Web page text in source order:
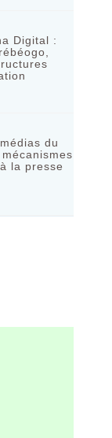
Digital :
du
la presse